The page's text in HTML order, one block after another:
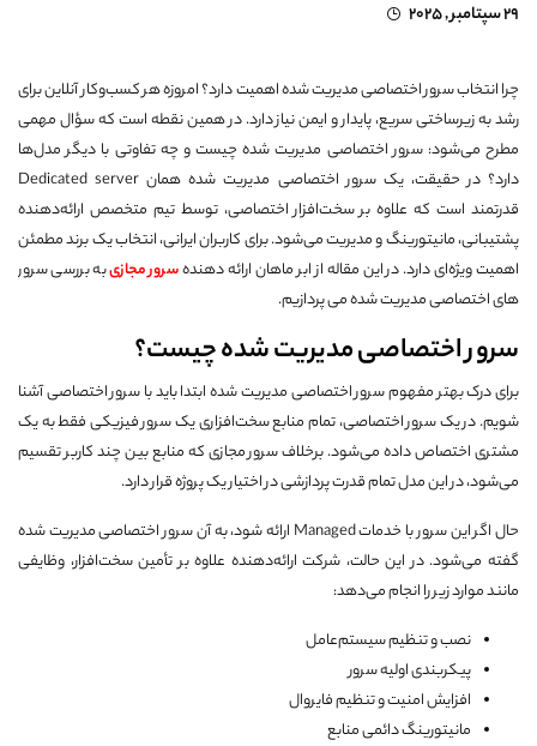
29 سپتامبر , 2025
چرا انتخاب سرور اختصاصی مدیریت شده اهمیت دارد؟ امروزه هر کسب‌وکار آنلاین برای
رشد به زیرساختی سریع، پایدار و ایمن نیاز دارد. در همین نقطه است که سؤال مهمی
مطرح می‌شود: سرور اختصاصی مدیریت شده چیست و چه تفاوتی با دیگر مدل‌ها
دارد؟ در حقیقت، یک سرور اختصاصی مدیریت شده همان Dedicated server
قدرتمند است که علاوه بر سخت‌افزار اختصاصی، توسط تیم متخصص ارائه‌دهنده
پشتیبانی، مانیتورینگ و مدیریت می‌شود. برای کاربران ایرانی، انتخاب یک برند مطمئن
اهمیت ویژه‌ای دارد. در این مقاله از ابر ماهان ارائه دهندهسرور مجازیبه بررسی سرور
های اختصاصی مدیریت شده می پردازیم.
سرور اختصاصی مدیریت شده چیست؟
برای درک بهتر مفهوم سرور اختصاصی مدیریت شده ابتدا باید با سرور اختصاصی آشنا
شویم. در یک سرور اختصاصی، تمام منابع سخت‌افزاری یک سرور فیزیکی فقط به یک
مشتری اختصاص داده می‌شود. برخلاف سرور مجازی که منابع بین چند کاربر تقسیم
می‌شود، در این مدل تمام قدرت پردازشی در اختیار یک پروژه قرار دارد.
حال اگر این سرور با خدمات Managed ارائه شود، به آن سرور اختصاصی مدیریت شده
گفته می‌شود. در این حالت، شرکت ارائه‌دهنده علاوه بر تأمین سخت‌افزار، وظایفی
مانند موارد زیر را انجام می‌دهد:
نصب و تنظیم سیستم‌عامل
پیکربندی اولیه سرور
افزایش امنیت و تنظیم فایروال
مانیتورینگ دائمی منابع